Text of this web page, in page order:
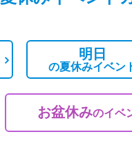
明日
の夏休みイベン
お盆休みのイベ